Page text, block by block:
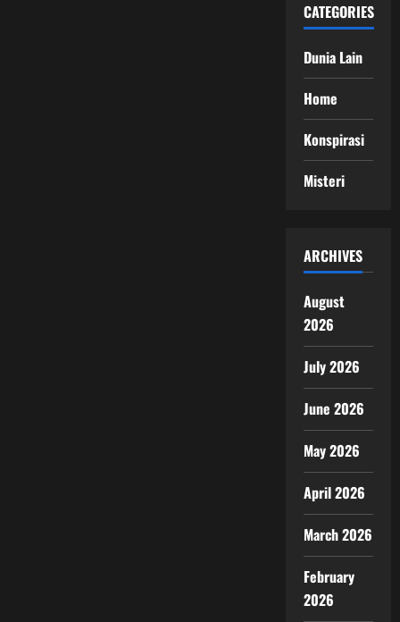
CATEGORIES
Dunia Lain
Home
Konspirasi
Misteri
ARCHIVES
August
2026
July 2026
June 2026
May 2026
April 2026
March 2026
February
2026